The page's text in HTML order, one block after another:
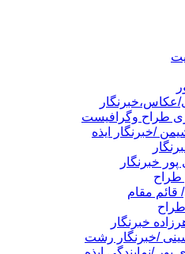
عکاس،خبرنگار
طراح وگرافیست
/خبرنگار ایذه
خبرنگار
طراح
مقام
خبرنگار
/خبرنگار رشت